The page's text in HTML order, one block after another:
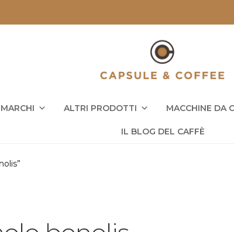
MARCHI ALTRI PRODOTTI MACCHINE DA
IL BLOG DEL CAFFÈ